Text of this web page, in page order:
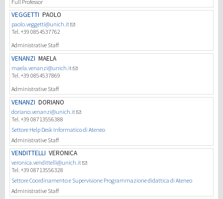
Full Professor
VEGGETTI PAOLO
paolo.veggetti@unich.it
Tel. +39 0854537762
Administrative Staff
VENANZI MAELA
maela.venanzi@unich.it
Tel. +39 0854537869
Administrative Staff
VENANZI DORIANO
doriano.venanzi@unich.it
Tel. +39 08713556388
Settore Help Desk Informatico di Ateneo
Administrative Staff
VENDITTELLI VERONICA
veronica.vendittelli@unich.it
Tel. +39 08713556328
Settore Coordinamento e Supervisione Programmazione didattica di Ateneo
Administrative Staff